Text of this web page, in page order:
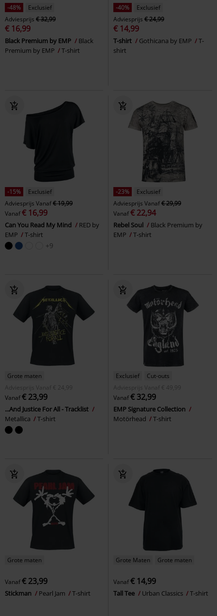
-48%
Exclusief
Adviesprijs € 32,99
€ 16,99
Black Premium by EMP
Black
Premium by EMP
T-shirt
-40%
Exclusief
Adviesprijs € 24,99
€ 14,99
T-shirt Gothicana by EMP
T-
shirt
-15%
Exclusief
Adviesprijs Vanaf€ 19,99
Vanaf€ 16,99
Can You Read My Mind
RED by
EMP
T-shirt
+9
-23%
Exclusief
Adviesprijs Vanaf€ 29,99
Vanaf€ 22,94
Rebel Soul
Black Premium by
EMP
T-shirt
Grote maten
Adviesprijs
Vanaf € 24,99
Vanaf€ 23,99
...And Justice For All - Tracklist
Metallica
T-shirt
Exclusief
Cut-outs
Adviesprijs
Vanaf € 49,99
Vanaf€ 32,99
EMP Signature Collection
Motörhead
T-shirt
Grote maten
Vanaf€ 23,99
Stickman Pearl Jam T-shirt
Grote Maten Grote maten
Vanaf€ 14,99
Tall Tee Urban Classics T-shirt